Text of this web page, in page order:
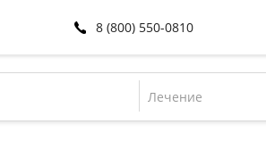
8 (800) 550-0810
Лечение